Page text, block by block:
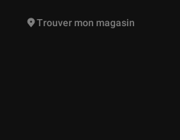
vont vous être proposées
Trouver mon magasin